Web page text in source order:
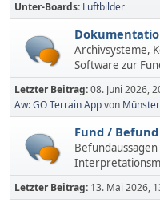
Unter-Boards Luftbilder
Archivsysteme,
Software zur
Letzter Beitrag:08. Juni 2026,
Aw: GO Terrain Appvon
Fund / Befund
Letzter Beitrag: 13. Mai 2026,